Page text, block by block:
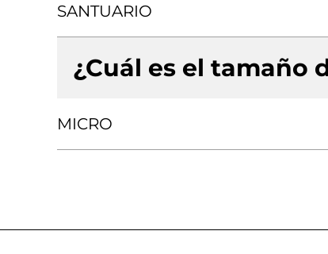
SANTUARIO
¿Cuál es el tamaño
MICRO